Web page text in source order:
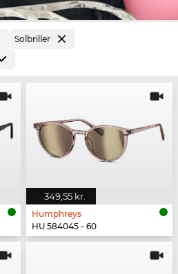
Solbriller
349,55 kr.
Humphreys
HU 584045 - 60